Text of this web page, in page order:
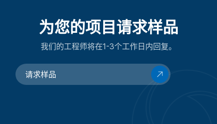
为您的项目请求样品
我们的工程师将在1-3个工作日内回复。
请求样品